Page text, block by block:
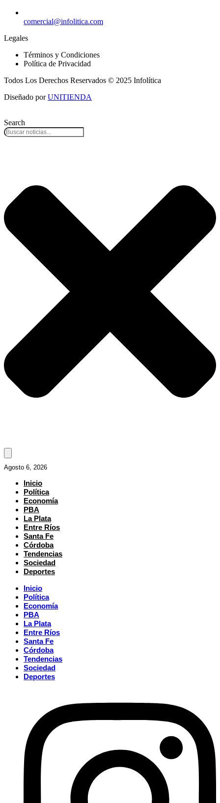
comercial@infolitica.com
Legales
Términos y Condiciones
Política de Privacidad
Todos Los Derechos Reservados © 2025 Infolítica
Diseñado porUNITIENDA
Search
Agosto 6, 2026
Inicio
Política
Economía
PBA
La Plata
Entre Ríos
Santa Fe
Córdoba
Tendencias
Sociedad
Deportes
Inicio
Política
Economía
PBA
La Plata
Entre Ríos
Santa Fe
Córdoba
Tendencias
Sociedad
Deportes